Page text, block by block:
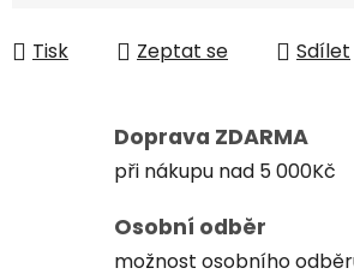
Tisk Zeptat se Sdílet
Doprava ZDARMA
při nákupu nad 5 000Kč
Osobní odběr
možnost osobního